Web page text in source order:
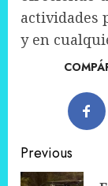
actividades
y en
Post
Previous